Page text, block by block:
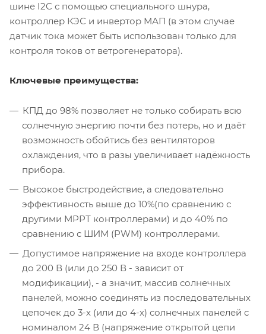
шине I2C с помощью специального шнура,
контроллер КЭС и инвертор МАП (в этом случае
датчик тока может быть использован только для
контроля токов от ветрогенератора).
Ключевые преимущества:
КПД до 98% позволяет не только собирать всю
солнечную энергию почти без потерь, но и даёт
возможность обойтись без вентиляторов
охлаждения, что в разы увеличивает надёжность
прибора.
Высокое быстродействие, а следовательно
эффективность выше до 10%(по сравнению с
другими МРРТ контроллерами) и до 40% по
сравнению с ШИМ (PWM) контроллерами.
Допустимое напряжение на входе контроллера
до 200 В (или до 250 В - зависит от
модификации), - а значит, массив солнечных
панелей, можно соединять из последовательных
цепочек до 3-х (или до 4-х) солнечных панелей с
номиналом 24 В (напряжение открытой цепи